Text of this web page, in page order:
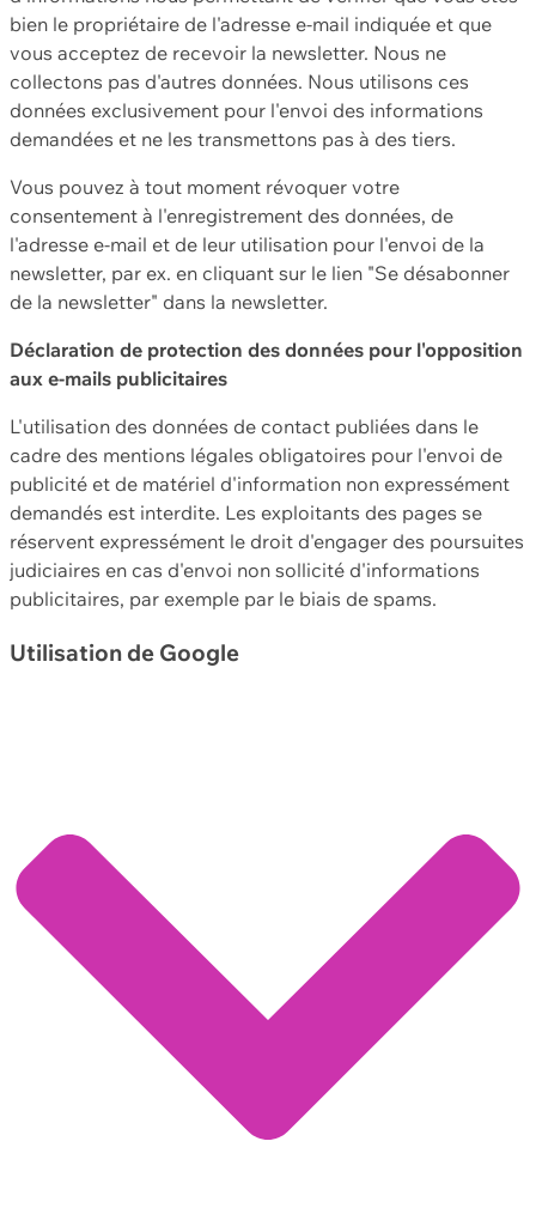
bien le propriétaire de l'adresse e-mail indiquée et que
vous acceptez de recevoir la newsletter. Nous ne
collectons pas d'autres données. Nous utilisons ces
données exclusivement pour l'envoi des informations
demandées et ne les transmettons pas à des tiers.
Vous pouvez à tout moment révoquer votre
consentement à l'enregistrement des données, de
l'adresse e-mail et de leur utilisation pour l'envoi de la
newsletter, par ex. en cliquant sur le lien "Se désabonner
de la newsletter" dans la newsletter.
Déclaration de protection des données pour l'opposition
aux e-mails publicitaires
L'utilisation des données de contact publiées dans le
cadre des mentions légales obligatoires pour l'envoi de
publicité et de matériel d'information non expressément
demandés est interdite. Les exploitants des pages se
réservent expressément le droit d'engager des poursuites
judiciaires en cas d'envoi non sollicité d'informations
publicitaires, par exemple par le biais de spams.
Utilisation de Google